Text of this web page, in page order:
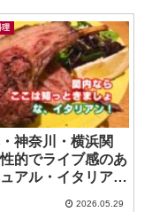
理
・神奈川・横浜関
的でライブ感のあ
アル・イタリア
2026.05.29